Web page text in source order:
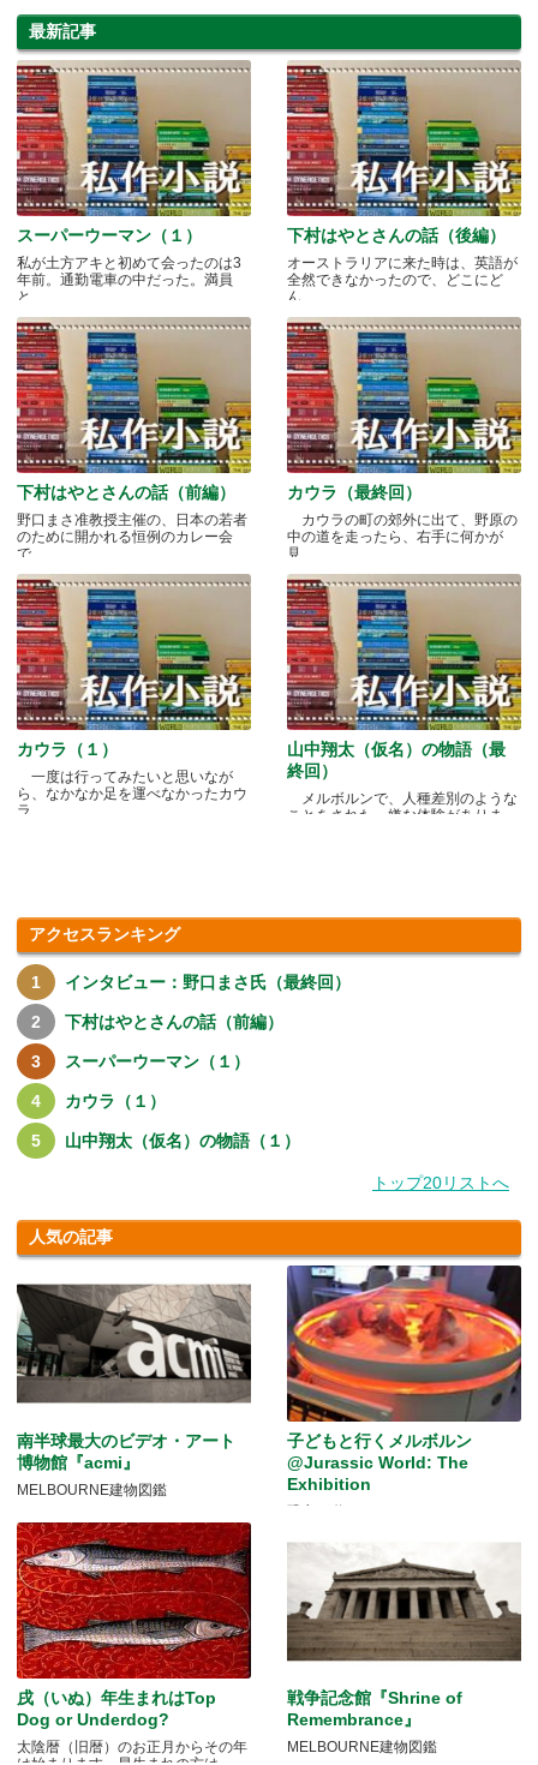
最新記事
スーパーウーマン（１）
私が土方アキと初めて会ったのは3
年前。通勤電車の中だった。満員
と.....
下村はやとさんの話（後編）
オーストラリアに来た時は、英語が
全然できなかったので、どこにど
ん.....
下村はやとさんの話（前編）
野口まさ准教授主催の、日本の若者
のために開かれる恒例のカレー会
で.....
カウラ（最終回）
カウラの町の郊外に出て、野原の
中の道を走ったら、右手に何かが
見.....
カウラ（１）
一度は行ってみたいと思いなが
ら、なかなか足を運べなかったカウ
ラ.....
山中翔太（仮名）の物語（最
終回）
メルボルンで、人種差別のような
ことをされた、嫌な体験がありま
アクセスランキング
インタビュー：野口まさ氏（最終回）
下村はやとさんの話（前編）
スーパーウーマン（１）
カウラ（１）
山中翔太（仮名）の物語（１）
トップ20リストへ
人気の記事
南半球最大のビデオ・アート
博物館『acmi』
MELBOURNE建物図鑑
子どもと行くメルボルン
@Jurassic World: The
Exhibition
戌（いぬ）年生まれはTop
Dog or Underdog?
太陰暦（旧暦）のお正月からその年
戦争記念館『Shrine of
Remembrance』
MELBOURNE建物図鑑